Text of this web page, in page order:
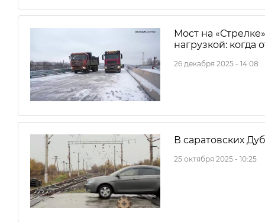
Мост на
нагрузкой: когда
26 декабря 2025 - 14:08
В саратовских
25 октября 2025 - 10:25